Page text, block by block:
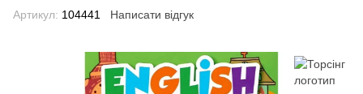
Артикул: 104441 Написати відгук